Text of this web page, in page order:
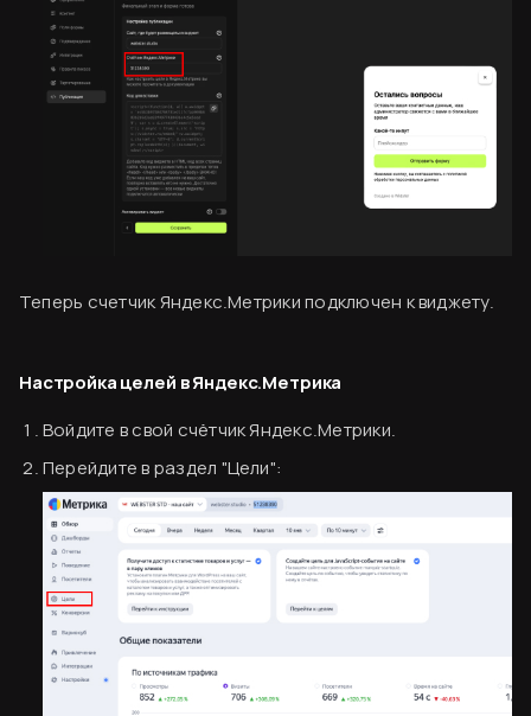
Теперь счетчик Яндекс.Метрики подключен к виджету.
Настройка целей в Яндекс.Метрика
Войдите в свой счётчик Яндекс.Метрики.
Перейдите в раздел "Цели":